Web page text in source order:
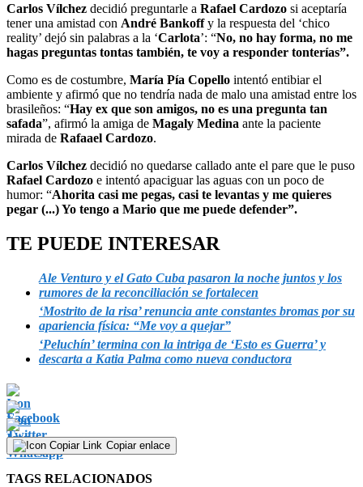
Carlos Vílchez decidió preguntarle a Rafael Cardozo si aceptaría
tener una amistad con André Bankoffy la respuesta del ‘chico
reality’ dejó sin palabras a la ‘Carlota’: “No, no hay forma, no me
hagas preguntas tontas también, te voy a responder tonterías”.
Como es de costumbre, María Pía Copello intentó entibiar el
ambiente y afirmó que no tendría nada de malo una amistad entre los
brasileños: “Hay ex que son amigos, no es una pregunta tan
safada”, afirmó la amiga de Magaly Medina ante la paciente
mirada de Rafaael Cardozo.
Carlos Vílchez decidió no quedarse callado ante el pare que le puso
Rafael Cardozo e intentó apaciguar las aguas con un poco de
humor: “Ahorita casi me pegas, casi te levantas y me quieres
pegar (...) Yo tengo a Mario que me puede defender”.
TE PUEDE INTERESAR
Ale Venturo y el Gato Cuba pasaron la noche juntos y los
rumores de la reconciliación se fortalecen
‘Mostrito de la risa’ renuncia ante constantes bromas por su
apariencia física: “Me voy a quejar”
‘Peluchín’ termina con la intriga de ‘Esto es Guerra’ y
descarta a Katia Palma como nueva conductora
Copiar enlace
TAGS RELACIONADOS